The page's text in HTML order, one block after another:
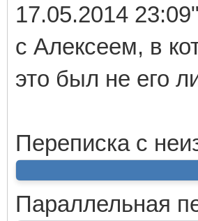
17.05.2014
с Алексеем, в
это был не его
Переписка с
Параллельная